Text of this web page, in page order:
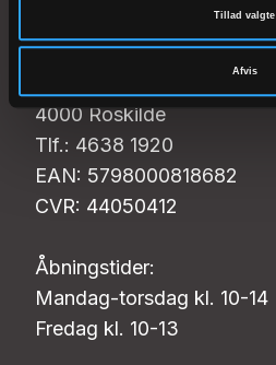
Tillad valgte
Afvis
4000 Roskilde
Tlf.: 4638 1920
EAN: 5798000818682
CVR: 44050412
Åbningstider:
Mandag-torsdag kl. 10-14
Fredag kl. 10-13